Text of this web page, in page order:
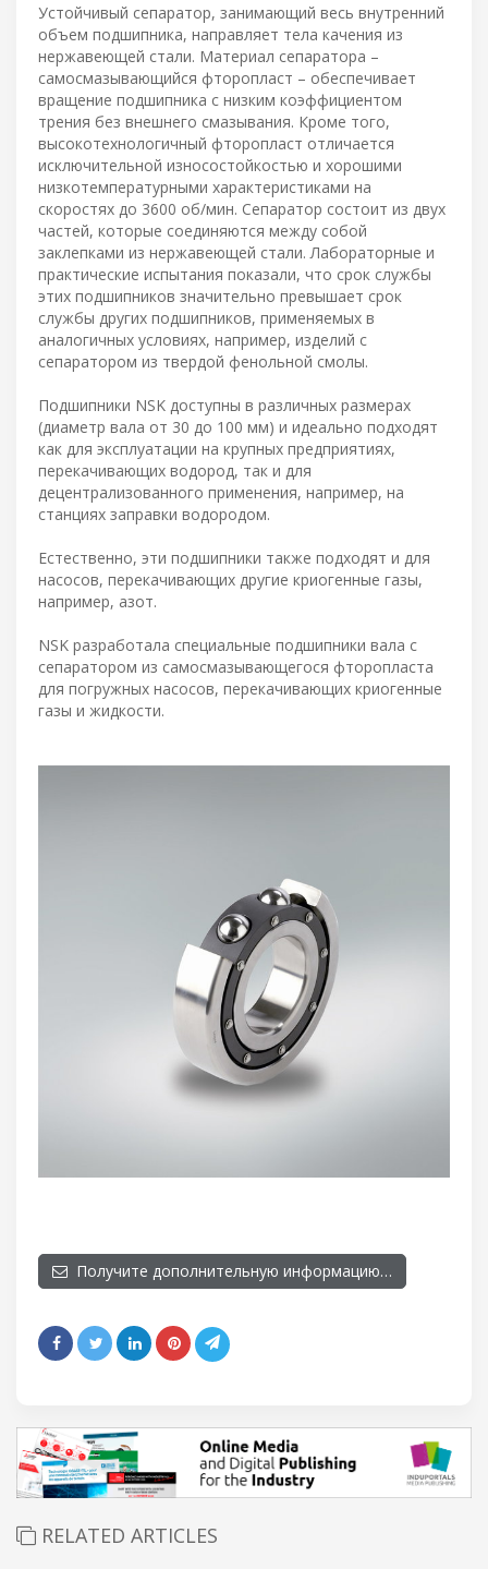
Устойчивый сепаратор, занимающий весь внутренний
объем подшипника, направляет тела качения из
нержавеющей стали. Материал сепаратора –
самосмазывающийся фторопласт – обеспечивает
вращение подшипника с низким коэффициентом
трения без внешнего смазывания. Кроме того,
высокотехнологичный фторопласт отличается
исключительной износостойкостью и хорошими
низкотемпературными характеристиками на
скоростях до 3600 об/мин. Сепаратор состоит из двух
частей, которые соединяются между собой
заклепками из нержавеющей стали. Лабораторные и
практические испытания показали, что срок службы
этих подшипников значительно превышает срок
службы других подшипников, применяемых в
аналогичных условиях, например, изделий с
сепаратором из твердой фенольной смолы.
Подшипники NSK доступны в различных размерах
(диаметр вала от 30 до 100 мм) и идеально подходят
как для эксплуатации на крупных предприятиях,
перекачивающих водород, так и для
децентрализованного применения, например, на
станциях заправки водородом.
Естественно, эти подшипники также подходят и для
насосов, перекачивающих другие криогенные газы,
например, азот.
NSK разработала специальные подшипники вала с
сепаратором из самосмазывающегося фторопласта
для погружных насосов, перекачивающих криогенные
газы и жидкости.
Получите дополнительную информацию…
RELATED ARTICLES